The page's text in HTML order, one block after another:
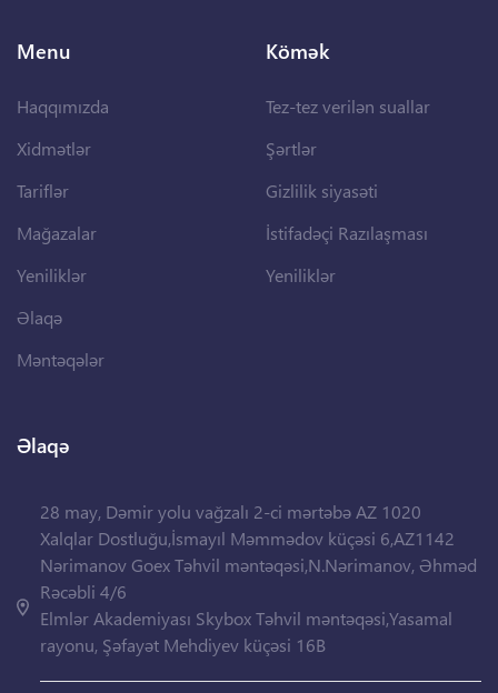
Menu
Haqqımızda
Xidmətlər
Tariflər
Mağazalar
Yeniliklər
Əlaqə
Məntəqələr
Kömək
Tez-tez verilən suallar
Şərtlər
Gizlilik siyasəti
İstifadəçi Razılaşması
Yeniliklər
Əlaqə
28 may, Dəmir yolu vağzalı 2-ci mərtəbə AZ 1020
Xalqlar Dostluğu,İsmayıl Məmmədov küçəsi 6,AZ1142
Nərimanov Goex Təhvil məntəqəsi,N.Nərimanov, Əhməd
Rəcəbli 4/6
Elmlər Akademiyası Skybox Təhvil məntəqəsi,Yasamal
rayonu, Şəfayət Mehdiyev küçəsi 16B